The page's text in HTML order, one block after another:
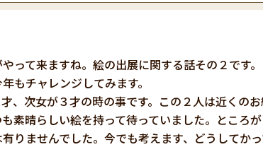
って来ますね。絵の出展に関する話その２です。
もチャレンジしてみます。
、次女が３才の時の事です。この２人は近くの
素晴らしい絵を持って待っていました。ところ
りませんでした。今でも考えます、どうしてか